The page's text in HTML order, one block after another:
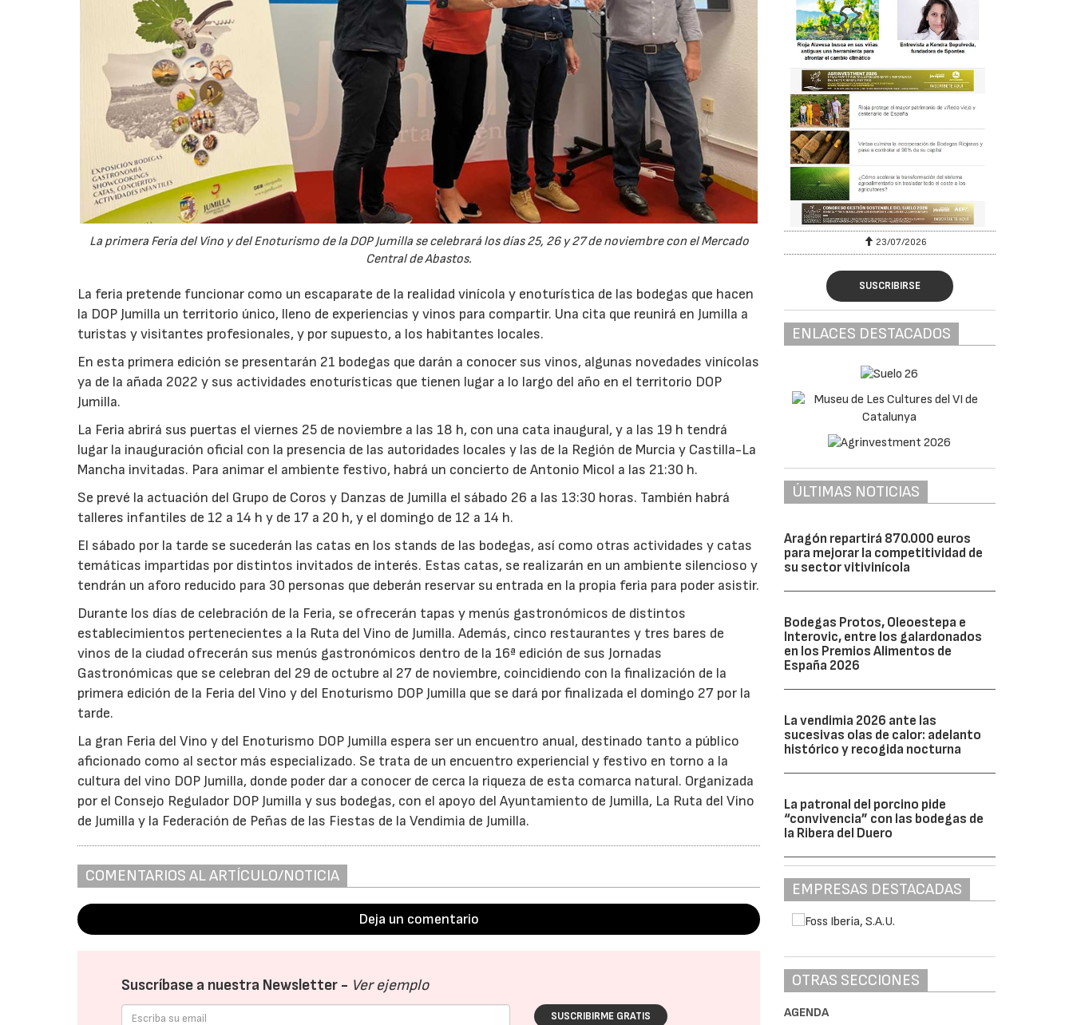
La primera Feria del Vino y del Enoturismo de la DOP Jumilla se celebrará los días 25, 26 y 27 de noviembre con el Mercado
Central de Abastos.
La feria pretende funcionar como un escaparate de la realidad vinícola y enoturística de las bodegas que hacen
la DOP Jumilla un territorio único, lleno de experiencias y vinos para compartir. Una cita que reunirá en Jumilla a
turistas y visitantes profesionales, y por supuesto, a los habitantes locales.
En esta primera edición se presentarán 21 bodegas que darán a conocer sus vinos, algunas novedades vinícolas
ya de la añada 2022 y sus actividades enoturísticas que tienen lugar a lo largo del año en el territorio DOP
Jumilla.
La Feria abrirá sus puertas el viernes 25 de noviembre a las 18 h, con una cata inaugural, y a las 19 h tendrá
lugar la inauguración oficial con la presencia de las autoridades locales y las de la Región de Murcia y Castilla-La
Mancha invitadas. Para animar el ambiente festivo, habrá un concierto de Antonio Micol a las 21:30 h.
Se prevé la actuación del Grupo de Coros y Danzas de Jumilla el sábado 26 a las 13:30 horas. También habrá
talleres infantiles de 12 a 14 h y de 17 a 20 h, y el domingo de 12 a 14 h.
El sábado por la tarde se sucederán las catas en los stands de las bodegas, así como otras actividades y catas
temáticas impartidas por distintos invitados de interés. Estas catas, se realizarán en un ambiente silencioso y
tendrán un aforo reducido para 30 personas que deberán reservar su entrada en la propia feria para poder asistir.
Durante los días de celebración de la Feria, se ofrecerán tapas y menús gastronómicos de distintos
establecimientos pertenecientes a la Ruta del Vino de Jumilla. Además, cinco restaurantes y tres bares de
vinos de la ciudad ofrecerán sus menús gastronómicos dentro de la 16ª edición de sus Jornadas
Gastronómicas que se celebran del 29 de octubre al 27 de noviembre, coincidiendo con la finalización de la
primera edición de la Feria del Vino y del Enoturismo DOP Jumilla que se dará por finalizada el domingo 27 por la
tarde.
La gran Feria del Vino y del Enoturismo DOP Jumilla espera ser un encuentro anual, destinado tanto a público
aficionado como al sector más especializado. Se trata de un encuentro experiencial y festivo en torno a la
cultura del vino DOP Jumilla, donde poder dar a conocer de cerca la riqueza de esta comarca natural. Organizada
por el Consejo Regulador DOP Jumilla y sus bodegas, con el apoyo del Ayuntamiento de Jumilla, La Ruta del Vino
de Jumilla y la Federación de Peñas de las Fiestas de la Vendimia de Jumilla.
COMENTARIOS AL ARTÍCULO/NOTICIA
Deja un comentario
Suscríbase a nuestra Newsletter - Ver ejemplo
SUSCRIBIRME GRATIS
23/07/2026 30/07/2026 23/07/2026
SUSCRIBIRSE
ENLACES DESTACADOS
ÚLTIMAS NOTICIAS
Aragón repartirá 870.000 euros
para mejorar la competitividad de
su sector vitivinícola
Bodegas Protos, Oleoestepa e
Interovic, entre los galardonados
en los Premios Alimentos de
España 2026
La vendimia 2026 ante las
sucesivas olas de calor: adelanto
histórico y recogida nocturna
La patronal del porcino pide
“convivencia” con las bodegas de
la Ribera del Duero
EMPRESAS DESTACADAS
OTRAS SECCIONES
AGENDA